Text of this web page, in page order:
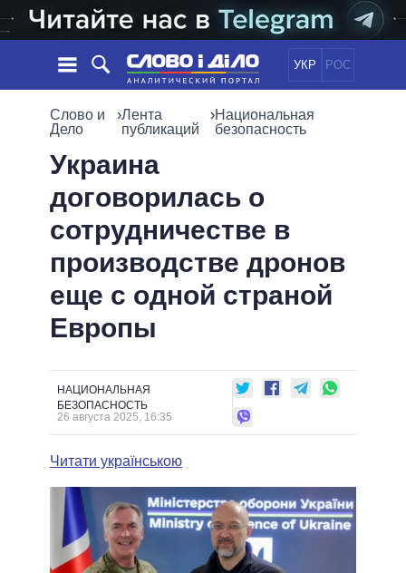
УКР РОС
НОВОСТИ
СОБЫТИЯ
СТАТЬИ
МНЕНИЯ
ОБЗОРЫ
ДАЙДЖЕСТЫ
ОБЩЕСТВО
МИР
ПОЛИТИКИ
ВСЕ ПОЛИТИКИ
ПРЕЗИДЕНТ И ОФИС
ВЕРХОВНАЯ РАДА
КАБИНЕТ МИНИСТРОВ
ГЛАВЫ ОБЛАДМИНИСТРАЦИЙ
МЭРЫ
ВСЕ ПЕРСОНЫ
ИНФОГРАФИКА
ВИДЕО
ПОДДЕРЖАТЬ
Слово и
Дело
›Лента
публикаций
›Национальная
безопасность
Украина
договорилась о
сотрудничестве в
производстве дронов
еще с одной страной
Европы
НАЦИОНАЛЬНАЯ
БЕЗОПАСНОСТЬ
26 августа 2025, 16:35
Читати українською